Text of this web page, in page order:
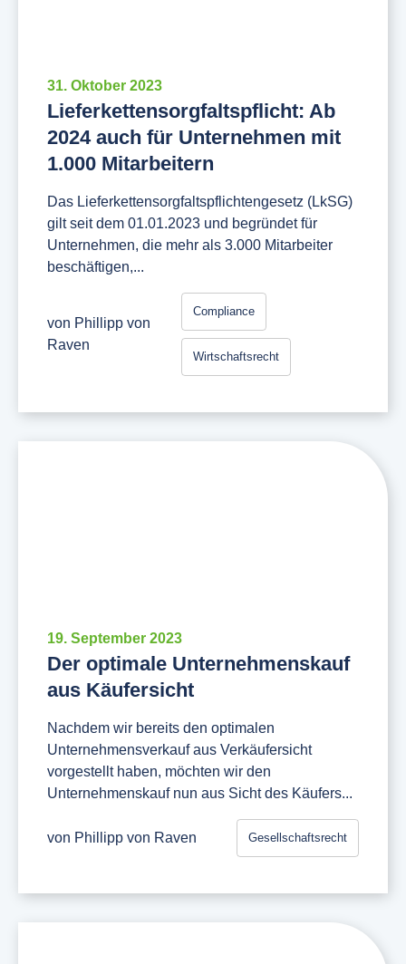
31. Oktober 2023
Lieferkettensorgfaltspflicht: Ab
2024 auch für Unternehmen mit
1.000 Mitarbeitern
Das Lieferkettensorgfaltspflichtengesetz (LkSG)
gilt seit dem 01.01.2023 und begründet für
Unternehmen, die mehr als 3.000 Mitarbeiter
beschäftigen,...
von Phillipp von
Raven
Compliance
Wirtschaftsrecht
19. September 2023
Der optimale Unternehmenskauf
aus Käufersicht
Nachdem wir bereits den optimalen
Unternehmensverkauf aus Verkäufersicht
vorgestellt haben, möchten wir den
Unternehmenskauf nun aus Sicht des Käufers...
von Phillipp von Raven Gesellschaftsrecht